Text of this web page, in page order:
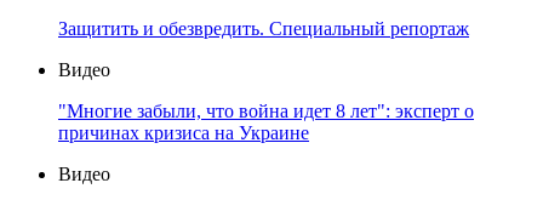
Защитить и обезвредить. Специальный репортаж
Видео
"Многие забыли, что война идет 8 лет": эксперт о
причинах кризиса на Украине
Видео